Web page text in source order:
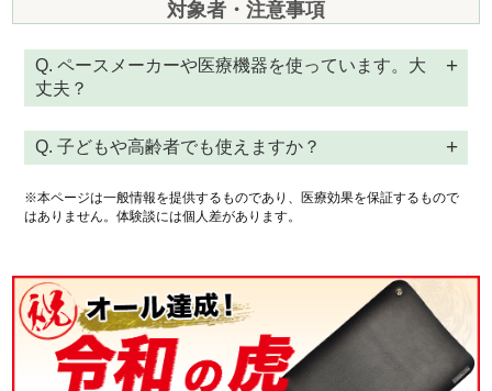
対象者・注意事項
Q. ペースメーカーや医療機器を使っています。大
丈夫？
Q. 子どもや高齢者でも使えますか？
※本ページは一般情報を提供するものであり、医療効果を保証するもので
はありません。体験談には個人差があります。